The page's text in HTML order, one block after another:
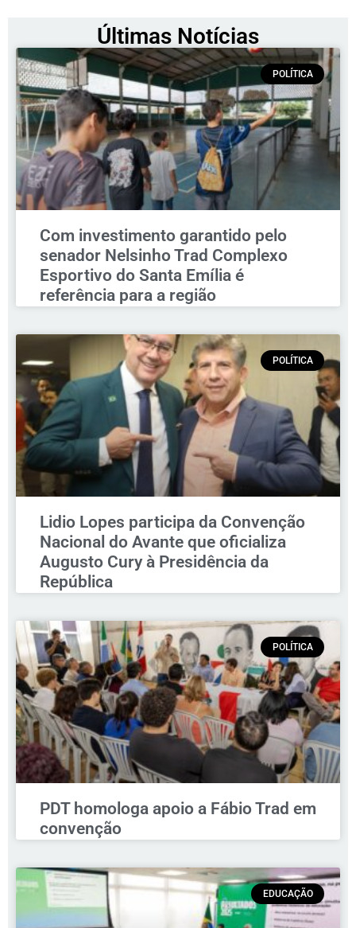
Últimas Notícias
POLÍTICA
Com investimento garantido pelo
senador Nelsinho Trad Complexo
Esportivo do Santa Emília é
referência para a região
POLÍTICA
Lidio Lopes participa da Convenção
Nacional do Avante que oficializa
Augusto Cury à Presidência da
República
POLÍTICA
PDT homologa apoio a Fábio Trad em
convenção
EDUCAÇÃO